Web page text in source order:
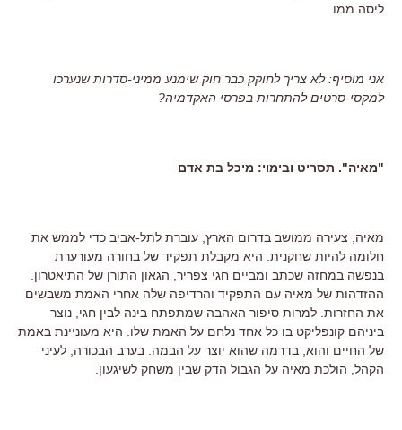
ליסה ממו.
אני מוסיף: לא צריך לחוקק כבר חוק שימנע ממיני-סדרות שנערכו
למקסי-סרטים להתחרות בפרסי האקדמיה?
"מאיה". תסריט ובימוי: מיכל בת אדם
מאיה, צעירה ממושב בדרום הארץ, עוברת לתל-אביב כדי לממש את
חלומה להיות שחקנית. היא מקבלת תפקיד של בחורה מעורערת
בנפשה במחזה שכתב ומביים חגי צפריר, הגאון התורן של התיאטרון.
ההזדהות של מאיה עם התפקיד והרדיפה שלה אחרי האמת משבשים
את החזרות. למרות סיפור האהבה שמתפתח בינה לבין חגי, נוצר
ביניהם קונפליקט בו כל אחד נלחם על האמת שלו. היא מעוניינת באמת
של החיים והוא, בדרמה שהוא יוצר על הבמה. בערב הבכורה, לעיני
הקהל, הולכת מאיה על הגבול הדק שבין משחק לשיגעון.